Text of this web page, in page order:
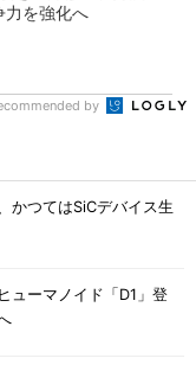
力を強化へ
by
かつてはSiCデバイス生
ーマノイド「D1」登